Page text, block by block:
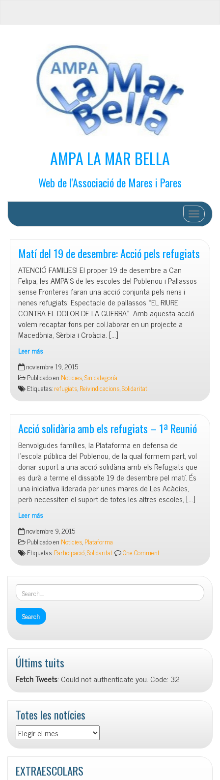
AMPA LA MAR BELLA
Web de l'Associació de Mares i Pares
Cambiar
Matí del 19 de desembre: Acció pels refugiats
ATENCIÓ FAMILIES! El proper 19 de desembre a Can
Felipa, les AMPA’S de les escoles del Poblenou i Pallassos
sense Fronteres faran una acció conjunta pels nens i
nenes refugiats: Espectacle de pallassos «EL RIURE
CONTRA EL DOLOR DE LA GUERRA». Amb aquesta acció
volem recaptar fons per col.laborar en un projecte a
Macedònia, Sèrbia i Croàcia. […]
Leer más
Matí
del
19
de
desembre:
Acció
pels
refugiats
noviembre 19, 2015
Publicado en Noticies,Sin categoría
Etiquetas:refugiats,Reivindicacions,Solidaritat
Acció solidària amb els refugiats – 1ª Reunió
Benvolgudes famílies, la Plataforma en defensa de
l’escola pública del Poblenou, de la qual formem part, vol
donar suport a una acció solidària amb els Refugiats que
es durà a terme el dissabte 19 de desembre pel matí. És
una iniciativa liderada per unes mares de Les Acàcies,
però necessiten el suport de totes les altres escoles, […]
Leer más
Acció
solidària
amb
els
refugiats
–
1ª
Reunió
noviembre 9, 2015
Publicado en Noticies,Plataforma
Etiquetas:Participació,Solidaritat One Comment
Últims tuits
Fetch Tweets: Could not authenticate you. Code: 32
Totes les notícies
Totes
les
notícies
EXTRAESCOLARS